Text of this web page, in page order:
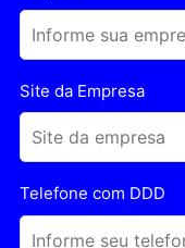
Site da Empresa
Telefone com DDD